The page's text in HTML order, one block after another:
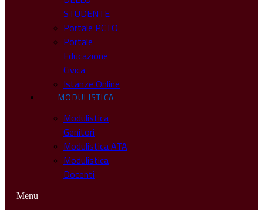
STUDENTE
Portale PCTO
Portale
Educazione
Civica
Istanze Online
MODULISTICA
Modulistica
Genitori
Modulistica ATA
Modulistica
Docenti
Menu